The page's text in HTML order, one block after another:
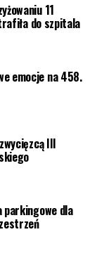
11
do szpitala
emocje na 458.
III
parkingowe dla